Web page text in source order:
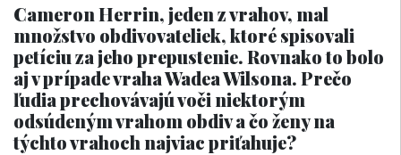
Cameron Herrin, jeden z vrahov, mal
množstvo obdivovateliek, ktoré spisovali
petíciu za jeho prepustenie. Rovnako to bolo
aj v prípade vraha Wadea Wilsona. Prečo
ľudia prechovávajú voči niektorým
odsúdeným vrahom obdiv a čo ženy na
týchto vrahoch najviac priťahuje?